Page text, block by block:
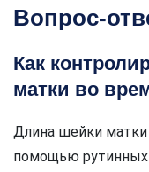
Вопрос-
Как
матки во
Длина шейки
помощью рутинных